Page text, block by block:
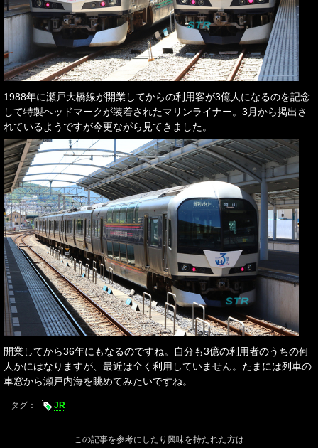
1988年に瀬戸大橋線が開業してからの利用客が3億人になるのを記念
して特製ヘッドマークが装着されたマリンライナー。3月から掲出さ
れているようですが今更ながら見てきました。
開業してから36年にもなるのですね。自分も3億の利用者のうちの何
人かにはなりますが、最近は全く利用していません。たまには列車の
車窓から瀬戸内海を眺めてみたいですね。
タグ： JR
この記事を参考にしたり興味を持たれた方は